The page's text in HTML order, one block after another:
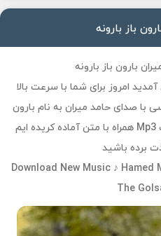
باز بارونه
بارون باز بارونه
امروز برای شما با سرعت بالا
با صدای حامد میران به نام بارون
باز بارونه را با کیفیت عالی و خوب Mp3 همراه با متن آماده کریده ایم
برده باشید
Download New Music ♪ Hamed
The